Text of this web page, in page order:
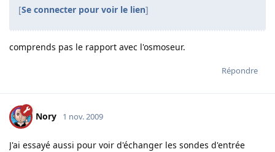
[Se connecter pour voir le lien]
comprends pas le rapport avec l'osmoseur.
Répondre
Nory 1 nov. 2009
J'ai essayé aussi pour voir d'échanger les sondes d'entrée